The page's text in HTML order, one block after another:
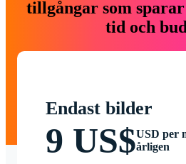
tillgångar som
tid och
Endast bilder
9 US$USD per
årligen